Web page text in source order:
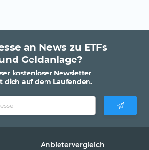
an News zu ETFs
Geldanlage?
kostenloser Newsletter
dich auf dem Laufenden.
Anbietervergleich